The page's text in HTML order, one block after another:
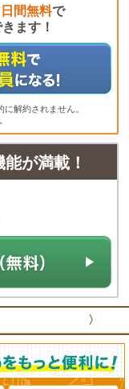
間無料で
ます！
解約されません。
が満載！
〉